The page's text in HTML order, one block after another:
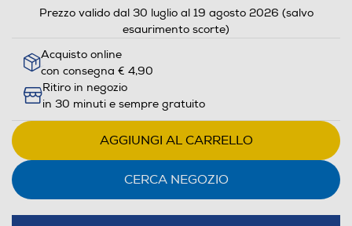
Prezzo valido dal 30 luglio al 19 agosto 2026 (salvo
esaurimento scorte)
Acquisto online
con consegna € 4,90
Ritiro in negozio
in 30 minuti e sempre gratuito
AGGIUNGI AL CARRELLO
CERCA NEGOZIO